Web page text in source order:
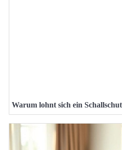
Warum lohnt sich ein